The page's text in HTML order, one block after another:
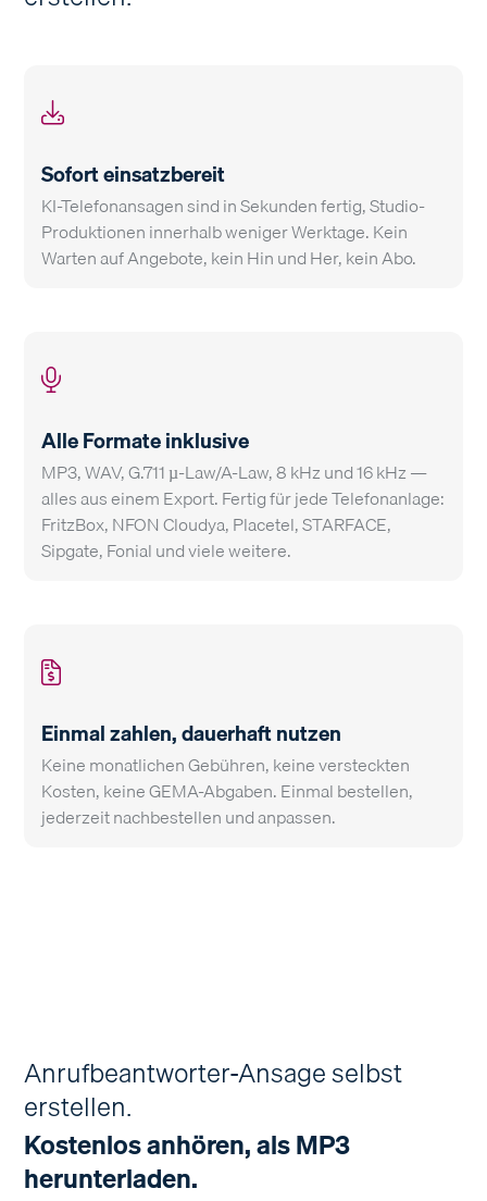
Sofort einsatzbereit
KI-Telefonansagen sind in Sekunden fertig, Studio-
Produktionen innerhalb weniger Werktage. Kein
Warten auf Angebote, kein Hin und Her, kein Abo.
Alle Formate inklusive
MP3, WAV, G.711 µ-Law/A-Law, 8 kHz und 16 kHz —
alles aus einem Export. Fertig für jede Telefonanlage:
FritzBox, NFON Cloudya, Placetel, STARFACE,
Sipgate, Fonial und viele weitere.
Einmal zahlen, dauerhaft nutzen
Keine monatlichen Gebühren, keine versteckten
Kosten, keine GEMA-Abgaben. Einmal bestellen,
jederzeit nachbestellen und anpassen.
Anrufbeantworter-Ansage selbst
erstellen.
Kostenlos anhören, als MP3
herunterladen.